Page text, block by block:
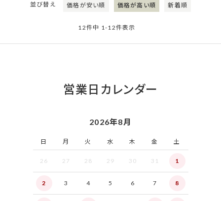
並び替え 価格が安い順 価格が高い順 新着順
12件中 1-12件表示
営業日カレンダー
2026年8月
日 月 火 水 木 金 土
26 27 28 29 30 31 1
2 3 4 5 6 7 8